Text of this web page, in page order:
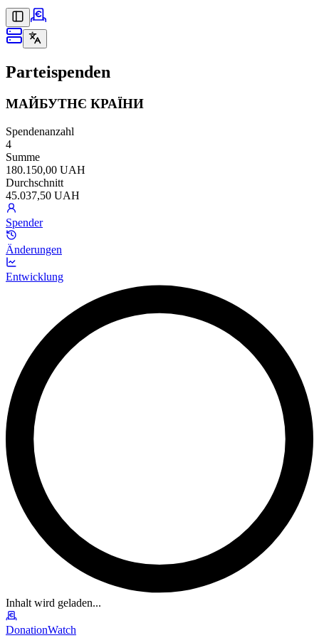
Parteispenden
МАЙБУТНЄ КРАЇНИ
Spendenanzahl
4
Summe
180.150,00 UAH
Durchschnitt
45.037,50 UAH
Spender
Änderungen
Entwicklung
Inhalt wird geladen...
DonationWatch